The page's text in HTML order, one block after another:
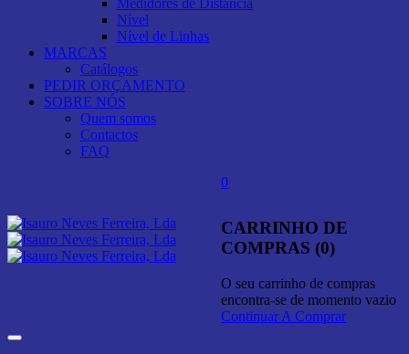
Medidores de Distância
Nível
Nível de Linhas
MARCAS
Catálogos
PEDIR ORÇAMENTO
SOBRE NÓS
Quem somos
Contactos
FAQ
0
CARRINHO DE
COMPRAS (0)
O seu carrinho de compras
encontra-se de momento vazio
Continuar A Comprar